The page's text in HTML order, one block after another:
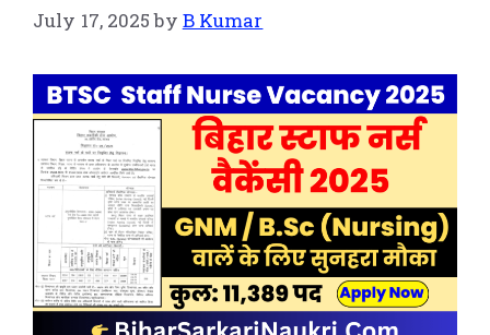
July 17, 2025 by B Kumar